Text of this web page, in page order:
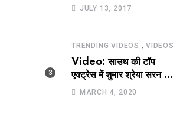
JULY 13, 2017
TRENDING VIDEOS , VIDEOS
Video: साउथ की टॉप
एक्ट्रेस में शुमार श्रेया सरन का
सेक्सी लिपलॉक
MARCH 4, 2020